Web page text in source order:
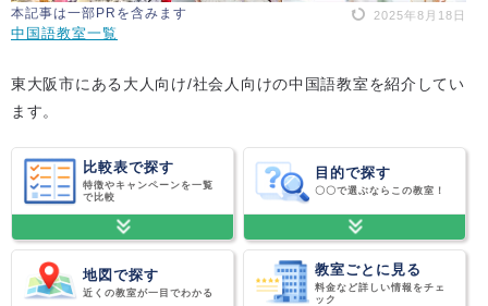
本記事は一部PRを含みます 2025年8月18日
中国語教室一覧
東大阪市にある大人向け/社会人向けの中国語教室を紹介してい
ます。
比較表で探す
特徴やキャンペーンを一覧
で比較
目的で探す
〇〇で選ぶならこの教室！
地図で探す
近くの教室が一目でわかる
教室ごとに見る
料金など詳しい情報をチェ
ック